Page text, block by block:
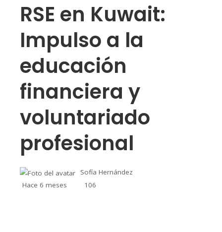
RSE en Kuwait:
Impulso a la
educación
financiera y
voluntariado
profesional
Sofía Hernández
Hace 6 meses
106